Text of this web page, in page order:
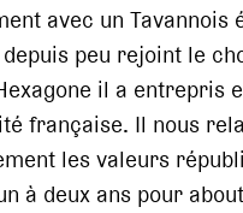
avec un
peu rejoint le
il a
française. Il nous
les valeurs
à deux ans pour